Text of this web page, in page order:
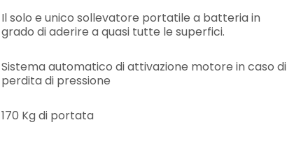
Il solo e unico sollevatore portatile a batteria in
grado di aderire a quasi tutte le superfici.
Sistema automatico di attivazione motore in caso di
perdita di pressione
170 Kg di portata